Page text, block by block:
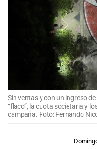
Sin ventas y con un ingreso
“flaco”, la cuota societaria y
campaña. Foto: Fernando